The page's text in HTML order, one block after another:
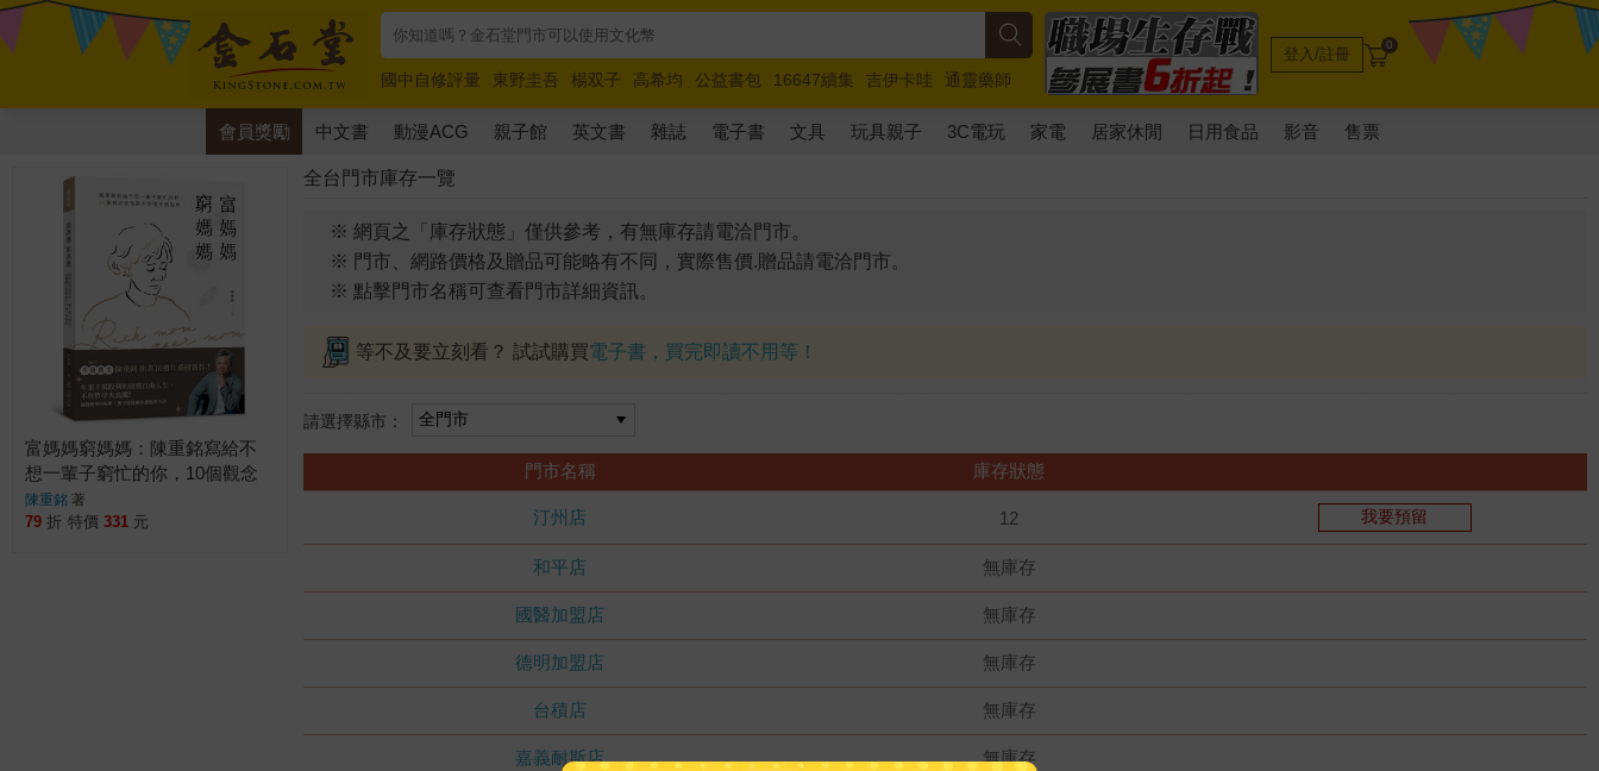
國中自修評量 東野圭吾 楊双子 高希均 公益書包 16647續集 吉伊卡哇
通靈藥師
唯紅花綻放
奧德賽 路邊攤新作 馬斯克 玩具總動員5 超慢跑
登入/註冊 0
會員獎勵 中文書 動漫ACG 親子館 英文書 雜誌 電子書 文具 玩具親子 3C電玩 家電 居家休閒 日用食品 影音 售票
全台門市庫存一覽
※ 網頁之「庫存狀態」僅供參考，有無庫存請電洽門市。
※ 門市、網路價格及贈品可能略有不同，實際售價.贈品請電洽門市。
※ 點擊門市名稱可查看門市詳細資訊。
等不及要立刻看？ 試試購買電子書，買完即讀不用等！
請選擇縣市：
門市名稱 庫存狀態
汀州店 12 我要預留
和平店 無庫存
國醫加盟店 無庫存
德明加盟店 無庫存
台積店 無庫存
嘉義耐斯店 無庫存
富媽媽窮媽媽：陳重銘寫給不
想一輩子窮忙的你，10個觀念
從領薪水到領千萬股利
陳重銘 著
79 折 特價 331 元